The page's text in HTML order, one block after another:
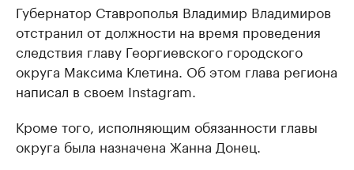
Губернатор Ставрополья Владимир Владимиров
отстранил от должности на время проведения
следствия главу Георгиевского городского
округа Максима Клетина. Об этом глава региона
написал в своем Instagram.
Кроме того, исполняющим обязанности главы
округа была назначена Жанна Донец.